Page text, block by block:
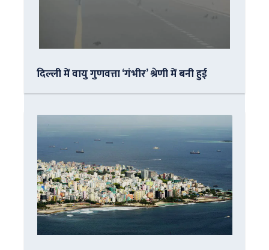
दिल्ली में वायु गुणवत्ता ‘गंभीर’ श्रेणी में बनी हुई